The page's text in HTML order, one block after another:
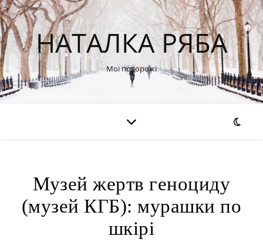
НАТАЛКА РЯБА
Мої подорожі
Музей жертв геноциду
(музей КГБ): мурашки по
шкірі